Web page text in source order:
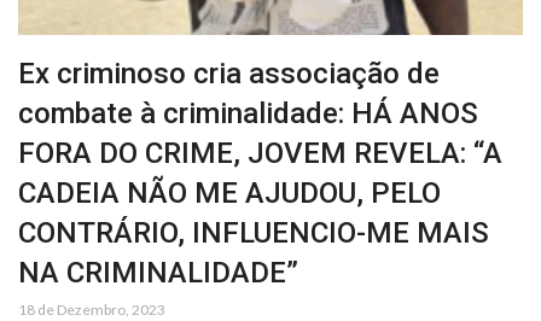
Ex criminoso cria associação de
combate à criminalidade: HÁ ANOS
FORA DO CRIME, JOVEM REVELA: “A
CADEIA NÃO ME AJUDOU, PELO
CONTRÁRIO, INFLUENCIO-ME MAIS
NA CRIMINALIDADE”
18 de Dezembro, 2023